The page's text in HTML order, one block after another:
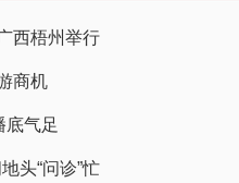
西梧州举行
商机
底气足
头“问诊”忙